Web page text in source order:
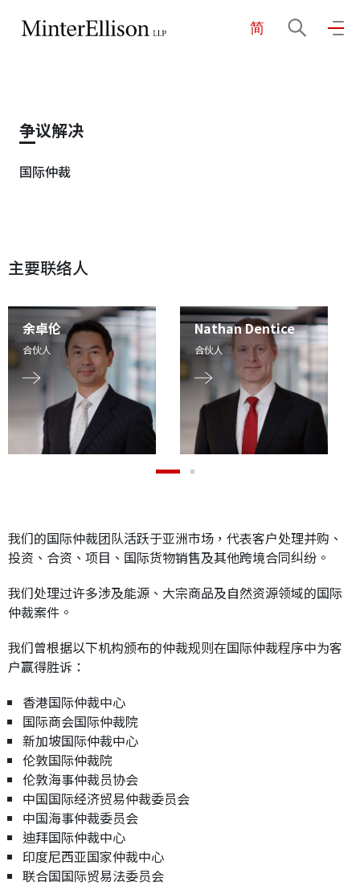
简
社区投入
应届毕业生招聘
联络我们
地点
争议解决
国际仲裁
主要联络人
余卓伦
合伙人
Nathan Dentice
合伙人
我们的国际仲裁团队活跃于亚洲市场，代表客户处理并购、
投资、合资、项目、国际货物销售及其他跨境合同纠纷。
我们处理过许多涉及能源、大宗商品及自然资源领域的国际
仲裁案件。
我们曾根据以下机构颁布的仲裁规则在国际仲裁程序中为客
户赢得胜诉：
香港国际仲裁中心
国际商会国际仲裁院
新加坡国际仲裁中心
伦敦国际仲裁院
伦敦海事仲裁员协会
中国国际经济贸易仲裁委员会
中国海事仲裁委员会
迪拜国际仲裁中心
印度尼西亚国家仲裁中心
联合国国际贸易法委员会